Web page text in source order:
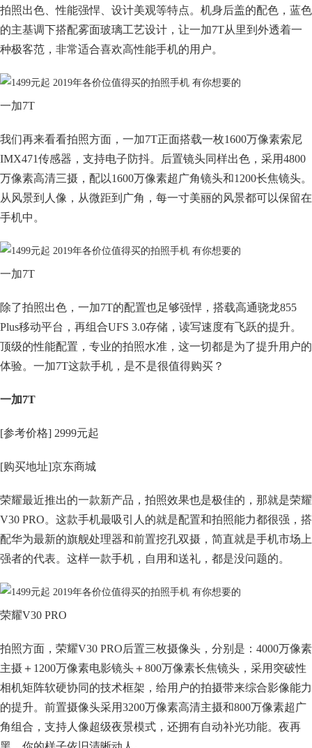
拍照出色、性能强悍、设计美观等特点。机身后盖的配色，蓝色
的主基调下搭配雾面玻璃工艺设计，让一加7T从里到外透着一
种极客范，非常适合喜欢高性能手机的用户。
一加7T
我们再来看看拍照方面，一加7T正面搭载一枚1600万像素索尼
IMX471传感器，支持电子防抖。后置镜头同样出色，采用4800
万像素高清三摄，配以1600万像素超广角镜头和1200长焦镜头。
从风景到人像，从微距到广角，每一寸美丽的风景都可以保留在
手机中。
一加7T
除了拍照出色，一加7T的配置也足够强悍，搭载高通骁龙855
Plus移动平台，再组合UFS 3.0存储，读写速度有飞跃的提升。
顶级的性能配置，专业的拍照水准，这一切都是为了提升用户的
体验。一加7T这款手机，是不是很值得购买？
一加7T
[参考价格] 2999元起
[购买地址]京东商城
荣耀最近推出的一款新产品，拍照效果也是极佳的，那就是荣耀
V30 PRO。这款手机最吸引人的就是配置和拍照能力都很强，搭
配华为最新的旗舰处理器和前置挖孔双摄，简直就是手机市场上
强者的代表。这样一款手机，自用和送礼，都是没问题的。
荣耀V30 PRO
拍照方面，荣耀V30 PRO后置三枚摄像头，分别是：4000万像素
主摄＋1200万像素电影镜头＋800万像素长焦镜头，采用突破性
相机矩阵软硬协同的技术框架，给用户的拍摄带来综合影像能力
的提升。前置摄像头采用3200万像素高清主摄和800万像素超广
角组合，支持人像超级夜景模式，还拥有自动补光功能。夜再